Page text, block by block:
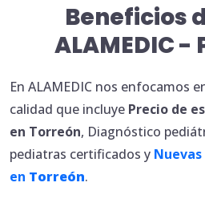
Beneficios
ALAMEDIC -
En ALAMEDIC nos enfocamos
calidad que incluye Precio de
en Torreón, Diagnóstico
pediatras certificados y
en Torreón.